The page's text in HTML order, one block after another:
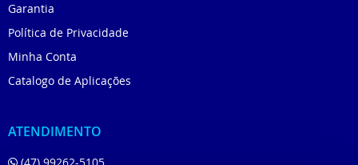
Garantia
Política de Privacidade
Minha Conta
Catalogo de Aplicações
ATENDIMENTO